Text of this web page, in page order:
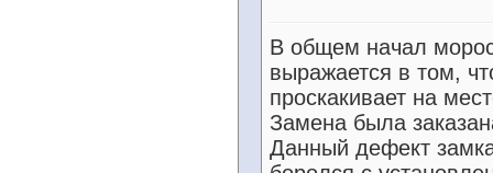
В общем начал
выражается в том,
проскакивает на
Замена была
Данный дефект